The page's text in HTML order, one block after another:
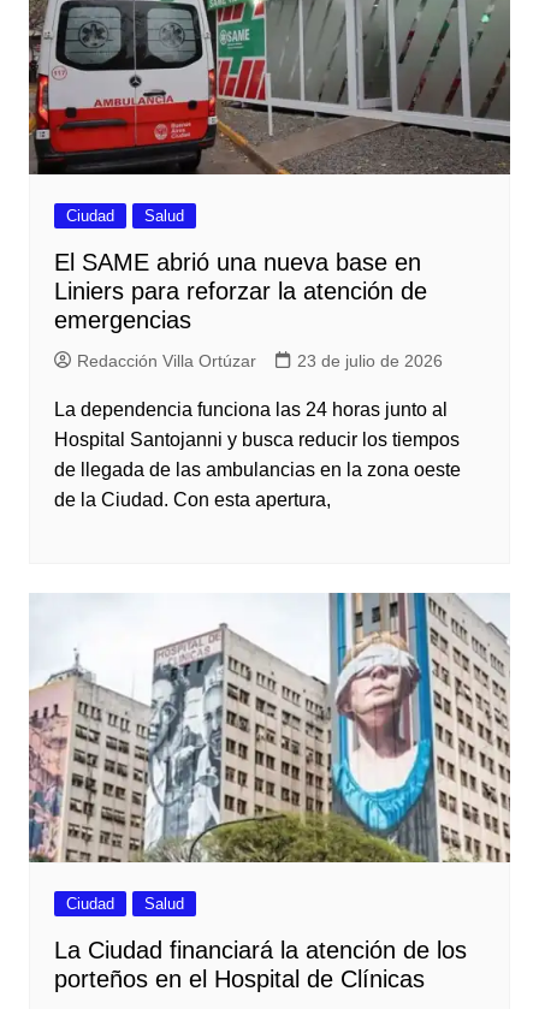
Ciudad Salud
El SAME abrió una nueva base en
Liniers para reforzar la atención de
emergencias
Redacción Villa Ortúzar 23 de julio de 2026
La dependencia funciona las 24 horas junto al
Hospital Santojanni y busca reducir los tiempos
de llegada de las ambulancias en la zona oeste
de la Ciudad. Con esta apertura,
Ciudad Salud
La Ciudad financiará la atención de los
porteños en el Hospital de Clínicas